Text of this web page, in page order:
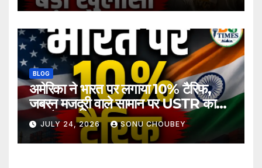
BLOG
अमेरिका ने भारत पर लगाया 10% टैरिफ,
जबरन मजदूरी वाले सामान पर USTR का
बड़ा फैसला
JULY 24, 2026 SONU CHOUBEY